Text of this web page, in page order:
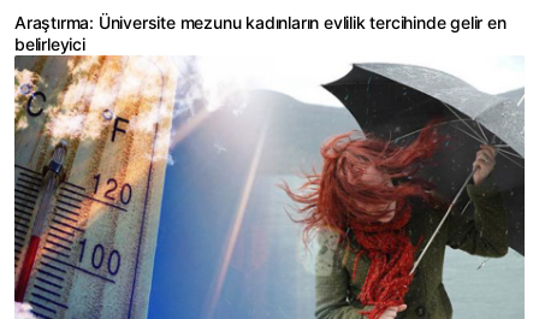
Araştırma: Üniversite mezunu kadınların evlilik tercihinde gelir en
belirleyici